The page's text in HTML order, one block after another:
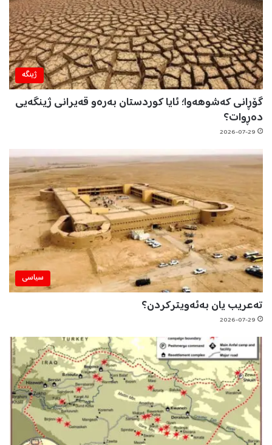
ژینگه‌
گۆڕانی کەشوهەوا؛ ئایا کوردستان بەرەو قەیرانی ژینگەیی
دەڕوات؟
2026-07-29
سیاسی
تەعریب یان بەئەویترکردن؟
2026-07-29